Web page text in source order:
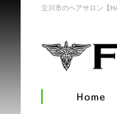
立川市のヘアサロン【